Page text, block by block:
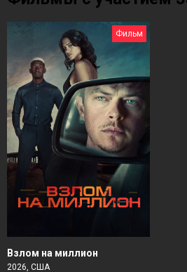
Фильм
Взлом на миллион
2026, США